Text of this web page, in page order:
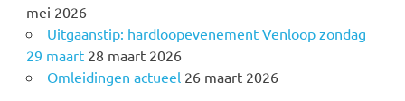
mei 2026
Uitgaanstip: hardloopevenement Venloop zondag
29 maart 28 maart 2026
Omleidingen actueel 26 maart 2026